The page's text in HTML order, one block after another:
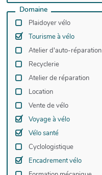
Domaine
Plaidoyer vélo
Tourisme à vélo
Atelier d'auto-réparation
Recyclerie
Atelier de réparation
Location
Vente de vélo
Voyage à vélo
Vélo santé
Cyclologistique
Encadrement vélo